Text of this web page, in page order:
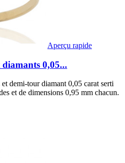
Aperçu rapide
diamants 0,05...
et demi-tour diamant 0,05 carat serti
et de dimensions 0,95 mm chacun.